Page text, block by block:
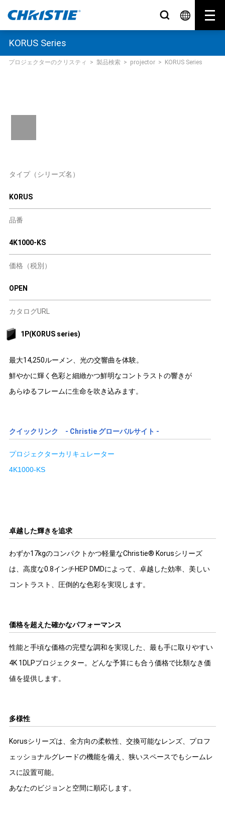
KORUS Series
プロジェクターのクリスティ > 製品検索 > projector > KORUS Series
タイプ（シリーズ名）
KORUS
品番
4K1000-KS
価格（税別）
OPEN
カタログURL
1P(KORUS series)
最大14,250ルーメン、光の交響曲を体験。
鮮やかに輝く色彩と細緻かつ鮮明なコントラストの響きが
あらゆるフレームに生命を吹き込みます。
クイックリンク - Christie グローバルサイト -
プロジェクターカリキュレーター
4K1000-KS
卓越した輝きを追求
わずか17kgのコンパクトかつ軽量なChristie® Korusシリーズ
は、高度な0.8インチHEP DMDによって、卓越した効率、美しい
コントラスト、圧倒的な色彩を実現します。
価格を超えた確かなパフォーマンス
性能と手頃な価格の完璧な調和を実現した、最も手に取りやすい
4K 1DLPプロジェクター。どんな予算にも合う価格で比類なき価
値を提供します。
多様性
Korusシリーズは、全方向の柔軟性、交換可能なレンズ、プロフ
ェッショナルグレードの機能を備え、狭いスペースでもシームレ
スに設置可能。
あなたのビジョンと空間に順応します。